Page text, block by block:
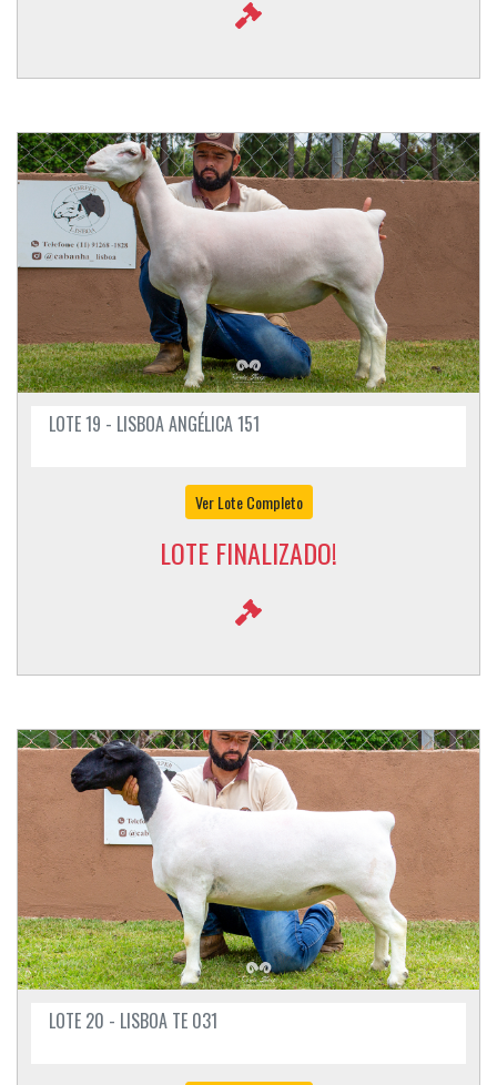
LOTE 19 - LISBOA ANGÉLICA 151
Ver Lote Completo
LOTE FINALIZADO!
LOTE 20 - LISBOA TE 031